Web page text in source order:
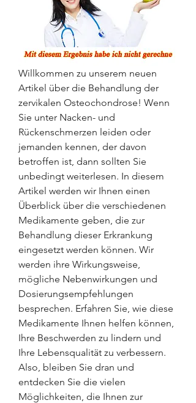
Willkommen zu unserem neuen
Artikel über die Behandlung der
zervikalen Osteochondrose! Wenn
Sie unter Nacken- und
Rückenschmerzen leiden oder
jemanden kennen, der davon
betroffen ist, dann sollten Sie
unbedingt weiterlesen. In diesem
Artikel werden wir Ihnen einen
Überblick über die verschiedenen
Medikamente geben, die zur
Behandlung dieser Erkrankung
eingesetzt werden können. Wir
werden ihre Wirkungsweise,
mögliche Nebenwirkungen und
Dosierungsempfehlungen
besprechen. Erfahren Sie, wie diese
Medikamente Ihnen helfen können,
Ihre Beschwerden zu lindern und
Ihre Lebensqualität zu verbessern.
Also, bleiben Sie dran und
entdecken Sie die vielen
Möglichkeiten, die Ihnen zur